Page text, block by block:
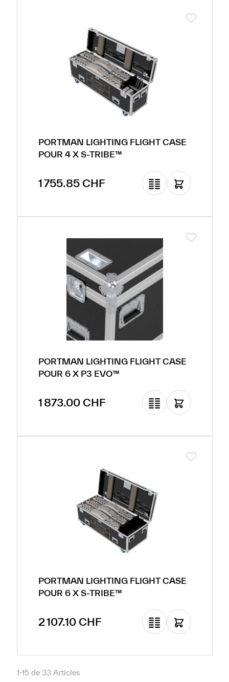
PORTMAN LIGHTING FLIGHT CASE
POUR 4 X S-TRIBE™
Prix régulier :
1 755.85 CHF
PORTMAN LIGHTING FLIGHT CASE
POUR 6 X P3 EVO™
Prix régulier :
1 873.00 CHF
PORTMAN LIGHTING FLIGHT CASE
POUR 6 X S-TRIBE™
Prix régulier :
2 107.10 CHF
1-15 de 33 Articles